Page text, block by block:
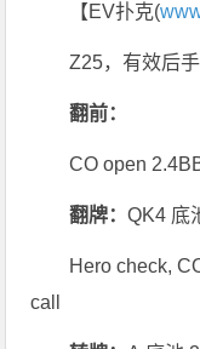
【EV扑克(
Z25，有效后
翻前：
CO open
翻牌：QK4 底
Hero check,
call